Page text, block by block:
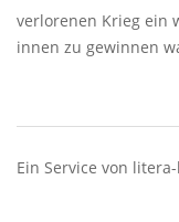
verlorenen Krieg ein
innen zu gewinnen
Ein Service von